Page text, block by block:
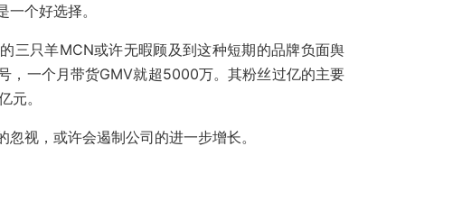
个好选择。
三只羊MCN或许无暇顾及到这种短期的品牌负面舆
，一个月带货GMV就超5000万。其粉丝过亿的主要
元。
视，或许会遏制公司的进一步增长。